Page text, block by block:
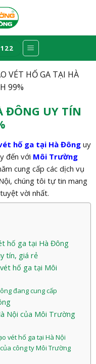
VÉT HỐ GA TẠI HÀ
99%
ĐÔNG UY TÍN
hố ga tại Hà Đônguy
đến với Môi Trường
cung cấp các dịch vụ
chúng tôi tự tin mang
vời nhất.
hố ga tại Hà Đông
tín, giá rẻ
hố ga tại Môi
đang cung cấp
Nội của Môi Trường
vét hố ga tại Hà Nội
công ty Môi Trường